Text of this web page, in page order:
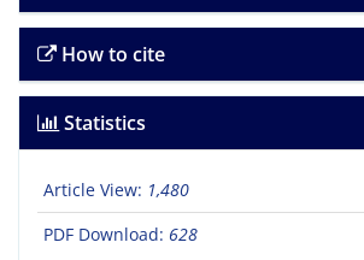
How to cite
Statistics
Article View: 1,480
PDF Download: 628